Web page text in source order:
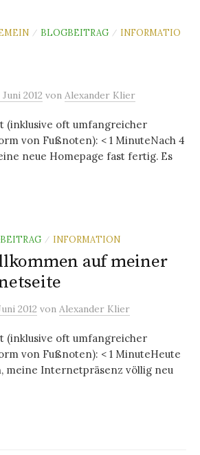
/ BLOGBEITRAG / INFORMATIO
Juni 2012 von Alexander Klier
(inklusive oft umfangreicher
von Fußnoten): < 1 MinuteNach 4
neue Homepage fast fertig. Es
/ INFORMATION
auf meiner
2012 von Alexander Klier
(inklusive oft umfangreicher
von Fußnoten): < 1 MinuteHeute
meine Internetpräsenz völlig neu